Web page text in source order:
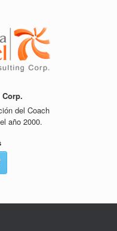
del Coach
año 2000.